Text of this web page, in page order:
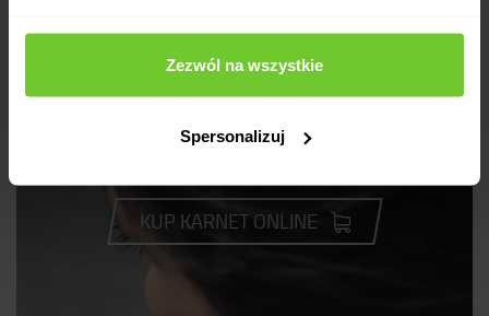
Zezwól na wszystkie
Spersonalizuj
Dla odmiany
KUP KARNET ONLINE